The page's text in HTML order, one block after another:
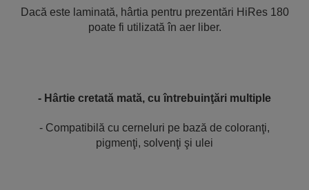
Dacă este laminată, hârtia pentru prezentări HiRes 180
poate fi utilizată în aer liber.
- Hârtie cretată mată, cu întrebuinţări multiple
- Compatibilă cu cerneluri pe bază de coloranţi,
pigmenţi, solvenţi şi ulei